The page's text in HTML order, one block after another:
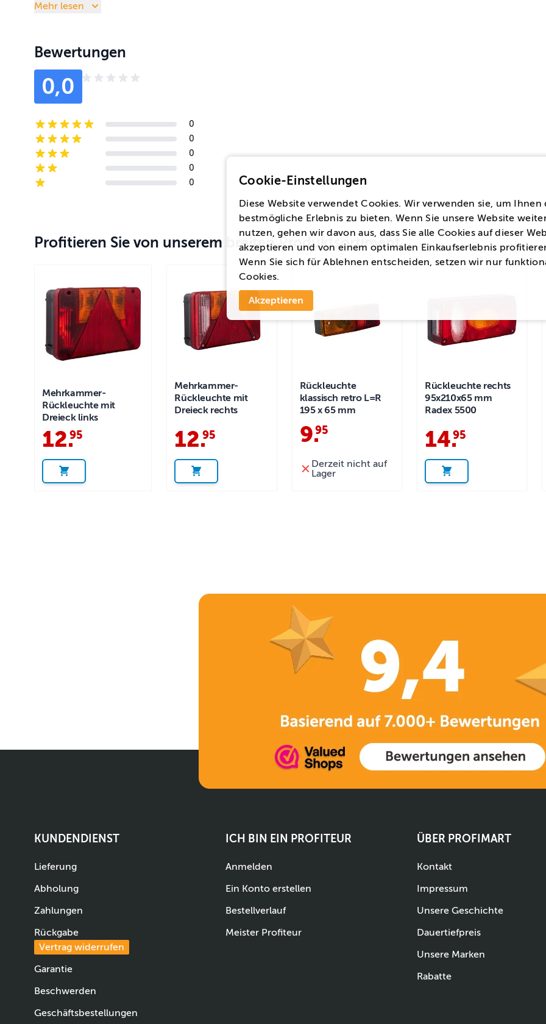
Mehr lesen
Bewertungen
0,0
5-star reviews
0
4-star reviews
0
3-star reviews
0
2-star reviews
0
1-star reviews
0
Profitieren Sie von unserem breiten Produktsortiment
Mehrkammer-
Rückleuchte mit
Dreieck links
12.
95
Mehrkammer-
Rückleuchte mit
Dreieck rechts
12.
95
Rückleuchte
klassisch retro L=R
195 x 65 mm
9.
95
Derzeit nicht auf
Lager
Rückleuchte rechts
95x210x65 mm
Radex 5500
14.
95
KUNDENDIENST
Lieferung
Abholung
Zahlungen
Rückgabe
Vertrag widerrufen
Garantie
Beschwerden
Geschäftsbestellungen
ICH BIN EIN PROFITEUR
Anmelden
Ein Konto erstellen
Bestellverlauf
Meister Profiteur
ÜBER PROFIMART
Kontakt
Impressum
Unsere Geschichte
Dauertiefpreis
Unsere Marken
Rabatte
Cookie-Einstellungen
Diese Website verwendet Cookies. Wir verwenden sie, um Ihnen
bestmögliche Erlebnis zu bieten. Wenn Sie unsere Website
nutzen, gehen wir davon aus, dass Sie alle Cookies auf dieser
akzeptieren und von einem optimalen Einkaufserlebnis
Wenn Sie sich fürAblehnen entscheiden, setzen wir nur
Cookies.
Akzeptieren